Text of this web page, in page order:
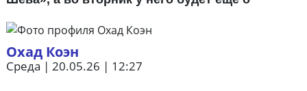
Охад Коэн
Среда | 20.05.26 | 12:27